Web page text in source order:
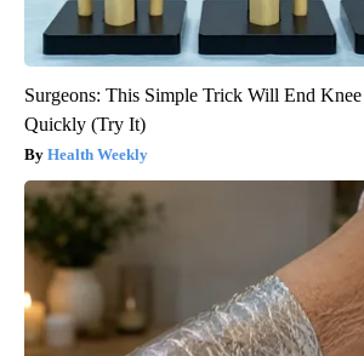
Surgeons: This Simple Trick Will End
Quickly (Try It)
Health Weekly